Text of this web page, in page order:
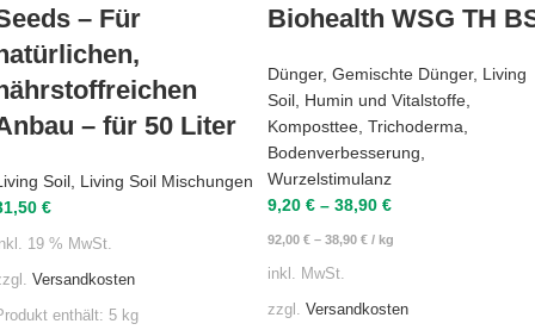
– Für
– für 50 Liter
Soil Living Soil Mischungen
€
19 % MwSt.
Versandkosten
enthält: 5 kg
Biohealth WSG TH
Dünger, Gemischte Dünger, Living
Soil Humin und Vitalstoffe
Komposttee Trichoderma
Bodenverbesserung
Wurzelstimulanz
9,20 € – 38,90 €
92,00 € – 38,90 € / kg
inkl. MwSt.
zzgl. Versandkosten